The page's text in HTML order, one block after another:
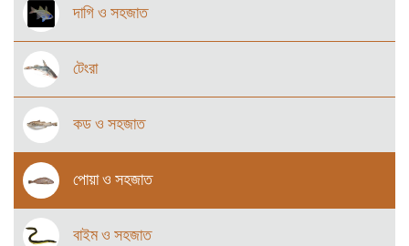
দাগি ও সহজাত
টেংরা
কড ও সহজাত
পোয়া ও সহজাত
বাইম ও সহজাত